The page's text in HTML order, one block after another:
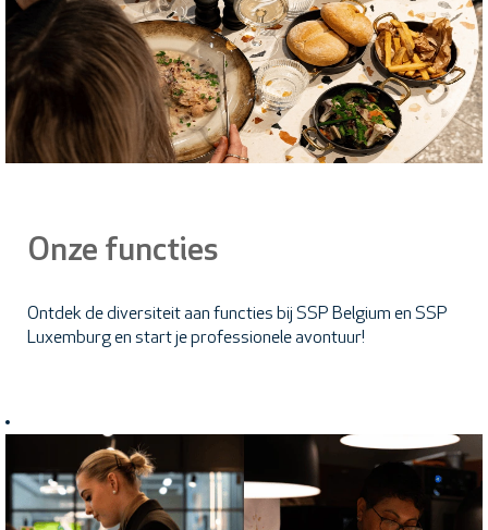
Onze functies
Ontdek de diversiteit aan functies bij SSP Belgium en SSP
Luxemburg en start je professionele avontuur!